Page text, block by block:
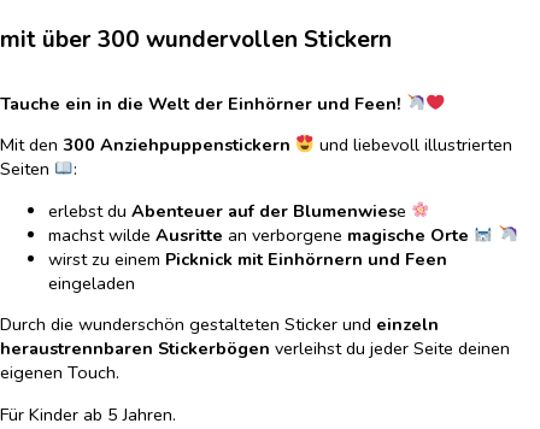
mit über 300 wundervollen Stickern
Tauche ein in die Welt der Einhörner und Feen!
Mit den 300 Anziehpuppenstickern
und liebevoll illustrierten
Seiten
:
erlebst du Abenteuer auf der Blumenwiese
machst wilde Ausritte an verborgene magische Orte
wirst zu einem Picknick mit Einhörnern und Feen
eingeladen
Durch die wunderschön gestalteten Sticker und einzeln
heraustrennbaren Stickerbögen verleihst du jeder Seite deinen
eigenen Touch.
Für Kinder ab 5 Jahren.